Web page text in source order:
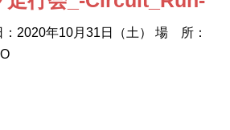
：2020年10月31日（土） 場 所：